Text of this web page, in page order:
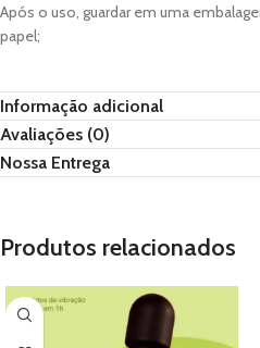
Após o uso, guardar em uma
papel;
Informação adicional
Avaliações (0)
Nossa Entrega
Produtos relacionados